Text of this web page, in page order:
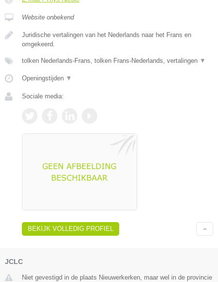
Website onbekend
Juridische vertalingen van het Nederlands naar het Frans en
omgekeerd.
tolken Nederlands-Frans, tolken Frans-Nederlands, vertalingen ▼
Openingstijden ▼
Sociale media:
BEKIJK VOLLEDIG PROFIEL
JCLC
Niet gevestigd in de plaats Nieuwerkerken, maar wel in de provincie